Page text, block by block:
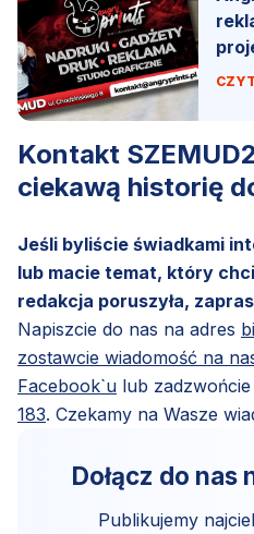
Kontakt
ciekawą historię
Jeśli byliście świadkami
lub macie temat, który
redakcja poruszyła,
Napiszcie do nas na adres
zostawcie wiadomość na
Facebook`u lub
183. Czekamy na Wasze
Dołącz do nas
Publikujemy